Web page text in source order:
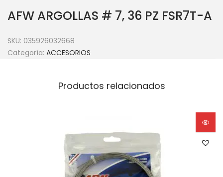
AFW ARGOLLAS # 7, 36 PZ FSR7T-A
SKU: 035926032668
Categoría: ACCESORIOS
Productos relacionados